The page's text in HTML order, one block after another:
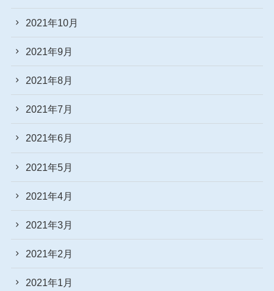
2021年10月
2021年9月
2021年8月
2021年7月
2021年6月
2021年5月
2021年4月
2021年3月
2021年2月
2021年1月